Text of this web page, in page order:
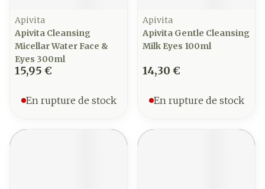
Apivita
Apivita Cleansing
Micellar Water Face &
Eyes 300ml
15,95 €
En rupture de stock
Apivita
Apivita Gentle Cleansing
Milk Eyes 100ml
14,30 €
En rupture de stock